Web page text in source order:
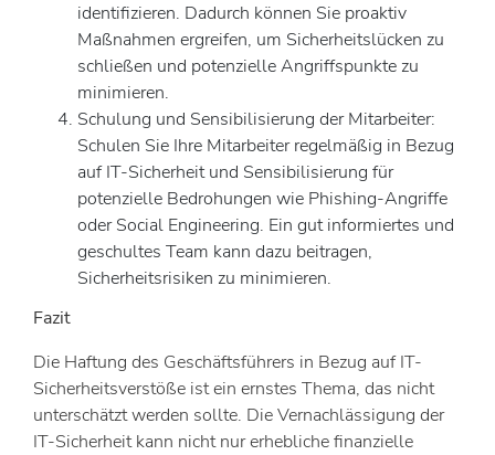
identifizieren. Dadurch können Sie proaktiv
Maßnahmen ergreifen, um Sicherheitslücken zu
schließen und potenzielle Angriffspunkte zu
minimieren.
Schulung und Sensibilisierung der Mitarbeiter:
Schulen Sie Ihre Mitarbeiter regelmäßig in Bezug
auf IT-Sicherheit und Sensibilisierung für
potenzielle Bedrohungen wie Phishing-Angriffe
oder Social Engineering. Ein gut informiertes und
geschultes Team kann dazu beitragen,
Sicherheitsrisiken zu minimieren.
Fazit
Die Haftung des Geschäftsführers in Bezug auf IT-
Sicherheitsverstöße ist ein ernstes Thema, das nicht
unterschätzt werden sollte. Die Vernachlässigung der
IT-Sicherheit kann nicht nur erhebliche finanzielle